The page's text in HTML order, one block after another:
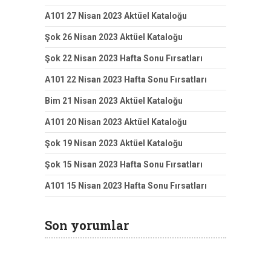
A101 27 Nisan 2023 Aktüel Kataloğu
Şok 26 Nisan 2023 Aktüel Kataloğu
Şok 22 Nisan 2023 Hafta Sonu Fırsatları
A101 22 Nisan 2023 Hafta Sonu Fırsatları
Bim 21 Nisan 2023 Aktüel Kataloğu
A101 20 Nisan 2023 Aktüel Kataloğu
Şok 19 Nisan 2023 Aktüel Kataloğu
Şok 15 Nisan 2023 Hafta Sonu Fırsatları
A101 15 Nisan 2023 Hafta Sonu Fırsatları
Son yorumlar